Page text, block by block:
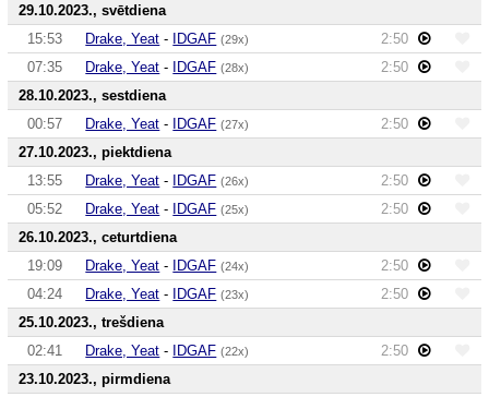
29.10.2023., svētdiena
15:53
Drake, Yeat - IDGAF (29x)
2:50
07:35
Drake, Yeat - IDGAF (28x)
2:50
28.10.2023., sestdiena
00:57
Drake, Yeat - IDGAF (27x)
2:50
27.10.2023., piektdiena
13:55
Drake, Yeat - IDGAF (26x)
2:50
05:52
Drake, Yeat - IDGAF (25x)
2:50
26.10.2023., ceturtdiena
19:09
Drake, Yeat - IDGAF (24x)
2:50
04:24
Drake, Yeat - IDGAF (23x)
2:50
25.10.2023., trešdiena
02:41
Drake, Yeat - IDGAF (22x)
2:50
23.10.2023., pirmdiena